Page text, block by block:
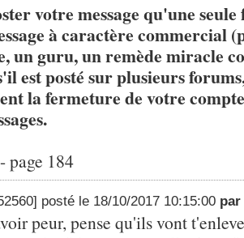
votre message qu'une seule
à caractère commercial
un guru, un remède miracle
est posté sur plusieurs
la fermeture de votre
page 184
posté le 18/10/2017 10:15:00 par
peur, pense qu'ils vont